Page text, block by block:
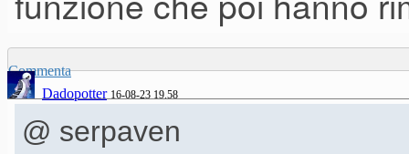
Commenta
Dadopotter 16-08-23 19.58
@ serpaven